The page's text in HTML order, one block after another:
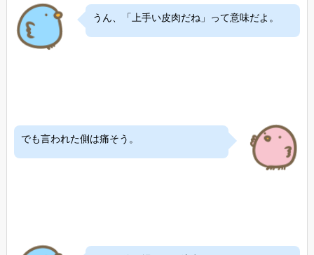
うん、「上手い皮肉だね」って意味だよ。
でも言われた側は痛そう。